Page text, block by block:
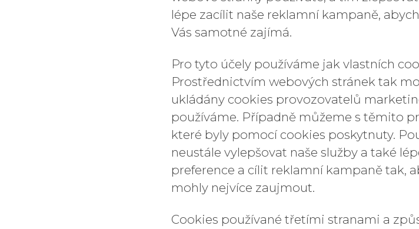
lépe zacílit naše reklamní kampaně,
Vás samotné zajímá.
Pro tyto účely používáme jak vlastních
Prostřednictvím webových stránek tak
ukládány cookies provozovatelů
používáme. Případně můžeme s těmito
které byly pomocí cookies poskytnuty.
neustále vylepšovat naše služby a také
preference a cílit reklamní kampaně tak,
mohly nejvíce zaujmout.
Cookies používané třetími stranami a